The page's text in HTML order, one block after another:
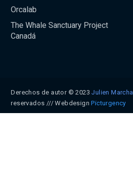
Orcalab
The Whale Sanctuary Project
Canadá
Derechos de autor © 2023Julien Marchal
reservados /// WebdesignPïcturgency